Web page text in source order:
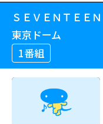
ＳＥＶＥＮＴＥＥ
東京ドーム
1番組